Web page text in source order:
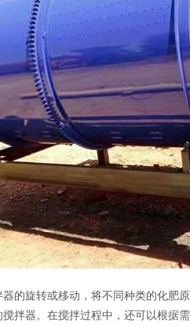
的旋转或移动，将不同种类的化肥
拌器。在搅拌过程中，还可以根据